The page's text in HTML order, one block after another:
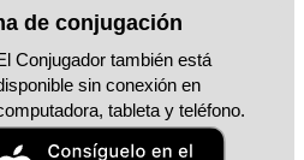
de conjugación
Conjugador también está
sin conexión en
tableta y teléfono.